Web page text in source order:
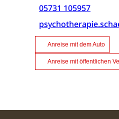
05731 105957
Anreise mit dem Auto
Anreise mit öffentlichen